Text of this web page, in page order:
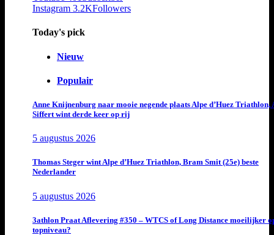
Instagram 3.2KFollowers
Today's pick
Nieuw
Populair
Anne Knijnenburg naar mooie negende plaats Alpe d’Huez Triathlon,
Siffert wint derde keer op rij
5 augustus 2026
Thomas Steger wint Alpe d’Huez Triathlon, Bram Smit (25e) beste
Nederlander
5 augustus 2026
3athlon Praat Aflevering #350 – WTCS of Long Distance moeilijker
topniveau?